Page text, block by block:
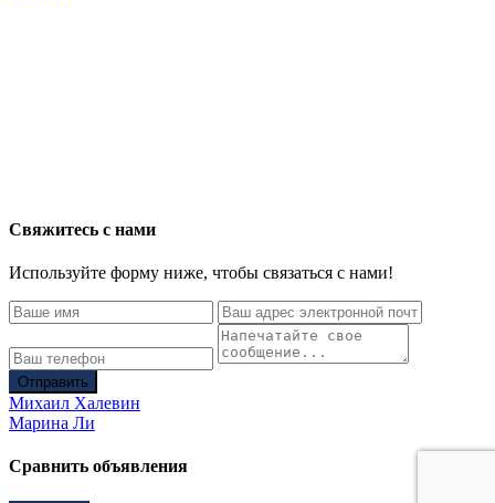
Свяжитесь с нами
Используйте форму ниже, чтобы связаться с нами!
Отправить
Михаил Халевин
Марина Ли
Сравнить объявления